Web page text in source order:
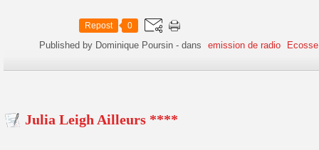
Repost 0
Published by Dominique Poursin -dans emission de radio Ecosse
Julia Leigh Ailleurs ****